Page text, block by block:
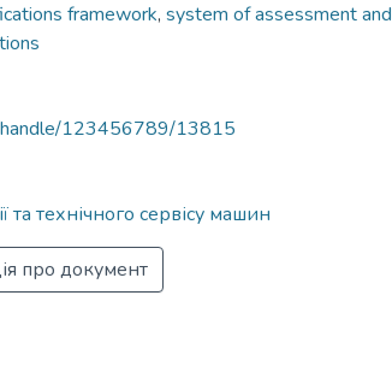
framework, system of assessment and
handle/123456789/13815
та технічного сервісу машин
про документ